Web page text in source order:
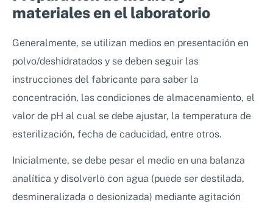
materiales en el laboratorio
Generalmente, se utilizan medios en presentación en
polvo/deshidratados y se deben seguir las
instrucciones del fabricante para saber la
concentración, las condiciones de almacenamiento, el
valor de pH al cual se debe ajustar, la temperatura de
esterilización, fecha de caducidad, entre otros.
Inicialmente, se debe pesar el medio en una balanza
analítica y disolverlo con agua (puede ser destilada,
desmineralizada o desionizada) mediante agitación